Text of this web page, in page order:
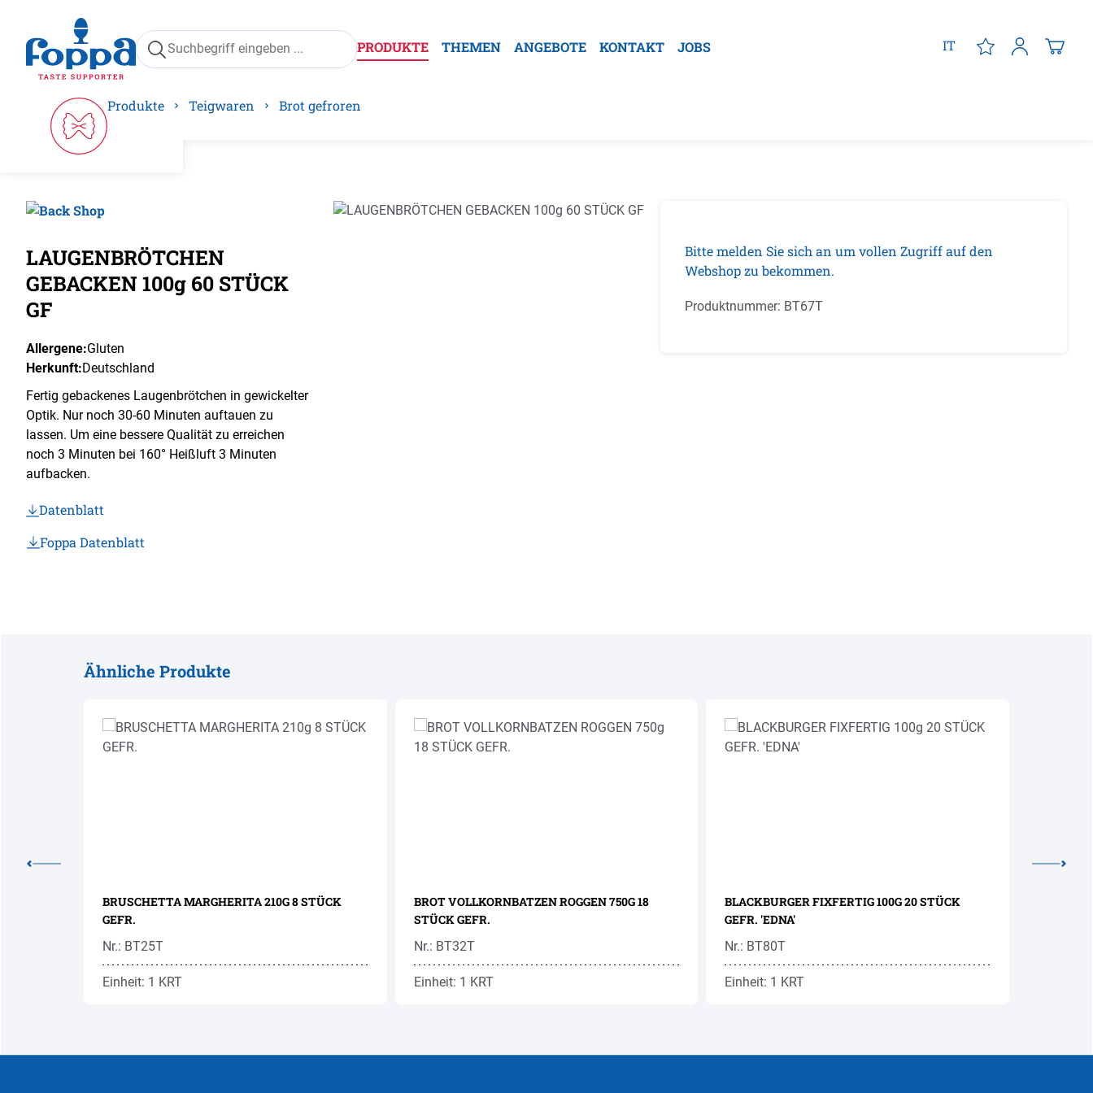
Zur Hauptnavigation springen
PRODUKTE THEMEN ANGEBOTE KONTAKT JOBS IT
Produkte Teigwaren Brot gefroren
LAUGENBRÖTCHEN
GEBACKEN 100g 60 STÜCK
GF
Allergene:Gluten
Herkunft:Deutschland
Fertig gebackenes Laugenbrötchen in gewickelter
Optik. Nur noch 30-60 Minuten auftauen zu
lassen. Um eine bessere Qualität zu erreichen
noch 3 Minuten bei 160° Heißluft 3 Minuten
aufbacken.
Datenblatt
Foppa Datenblatt
Bildergalerie überspringen
Bitte melden Sie sich an um vollen Zugriff auf den
Webshop zu bekommen.
Produktnummer: BT67T
Ähnliche Produkte
BRUSCHETTA MARGHERITA 210G 8 STÜCK
GEFR.
Nr.: BT25T
Einheit: 1 KRT
BROT VOLLKORNBATZEN ROGGEN 750G 18
STÜCK GEFR.
Nr.: BT32T
Einheit: 1 KRT
BLACKBURGER FIXFERTIG 100G 20 STÜCK
GEFR. 'EDNA'
Nr.: BT80T
Einheit: 1 KRT